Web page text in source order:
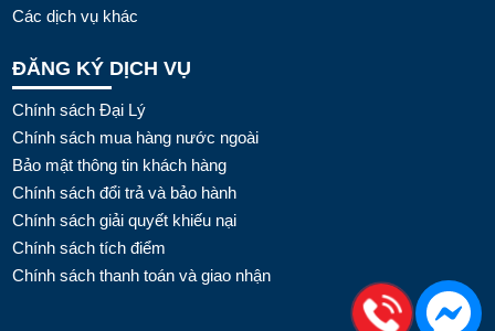
Các dịch vụ khác
ĐĂNG KÝ DỊCH VỤ
Chính sách Đại Lý
Chính sách mua hàng nước ngoài
Bảo mật thông tin khách hàng
Chính sách đổi trả và bảo hành
Chính sách giải quyết khiếu nại
Chính sách tích điểm
Chính sách thanh toán và giao nhận